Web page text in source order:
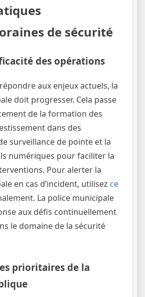
de sécurité
des opérations
aux enjeux actuels, la
doit progresser. Cela passe
de la formation des
dans des
surveillance de pointe et la
numériques pour faciliter la
Pour alerter la
en cas d’incident, utilisez ce
La police municipale
aux défis continuellement
le domaine de la sécurité
prioritaires de la